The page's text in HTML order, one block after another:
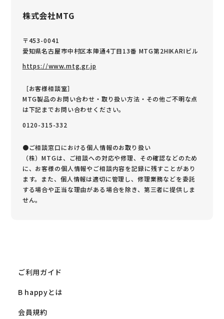
株式会社MTG
〒453-0041
愛知県名古屋市中村区本陣通4丁目13番 MTG第2HIKARIビル
https://www.mtg.gr.jp
［お客様相談室］
MTG製品のお問い合わせ・取り扱い方法・その他ご不明な点
は下記までお問い合わせください。
0120-315-332
●ご相談窓口における個人情報のお取り扱い
（株）MTGは、ご相談への対応や修理、その確認などのため
に、お客様の個人情報やご相談内容を記録に残すことがあり
ます。また、個人情報は適切に管理し、修理業務などを委託
する場合や正当な理由がある場合を除き、第三者に提供しま
せん。
ご利用ガイド
B happyとは
会員規約